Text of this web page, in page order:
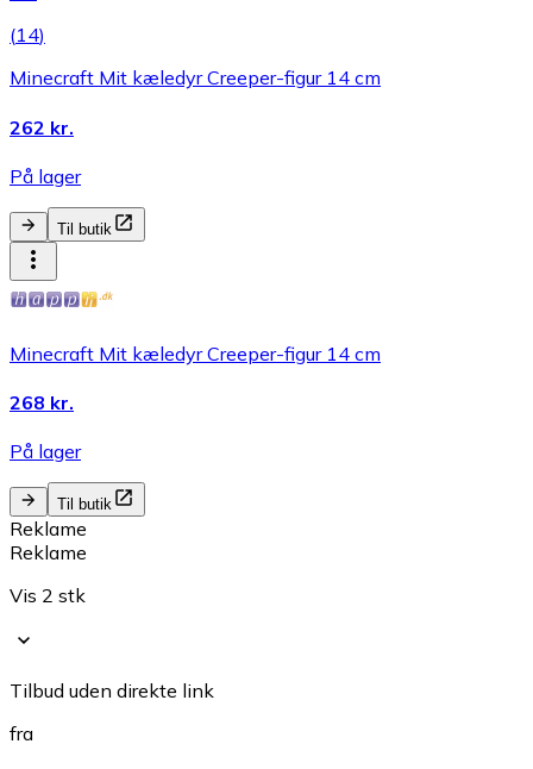
(14)
Minecraft Mit kæledyr Creeper-figur 14 cm
262 kr.
På lager
Til butik
Minecraft Mit kæledyr Creeper-figur 14 cm
268 kr.
På lager
Til butik
Reklame
Reklame
Vis 2 stk
Tilbud uden direkte link
fra